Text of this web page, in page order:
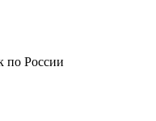
по России